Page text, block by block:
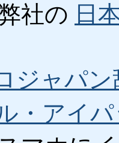
社の 日
ジャパン
・アイ